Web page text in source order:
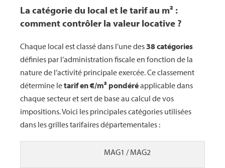
La catégorie du local et le tarif au m² :
comment contrôler la valeur locative ?
Chaque local est classé dans l’une des38 catégories
définies par l’administration fiscale en fonction de la
nature de l’activité principale exercée. Ce classement
détermine letarif en €/m² pondéréapplicable dans
chaque secteur et sert de base au calcul de vos
impositions. Voici les principales catégories utilisées
dans les grilles tarifaires départementales :
MAG1 / MAG2